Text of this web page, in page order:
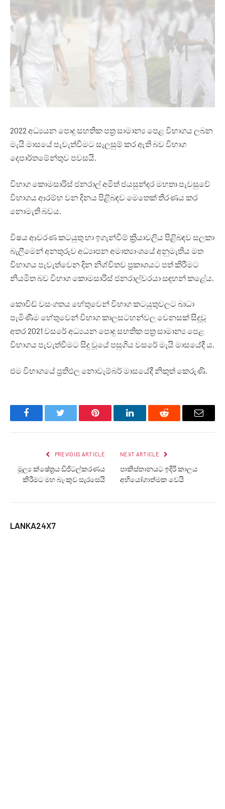
2022 අධ්‍යයන පොදු සහතික පත්‍ර සාමාන්‍ය පෙළ විභාගය ලබන
මැයි මාසයේ පැවැත්වීමට සැලසුම් කර ඇති බව විභාග
දෙපාර්තමේන්තුව පවසයි.
විභාග කොමසාරිස් ජනරාල් අමිත් ජයසුන්දර මහතා පැවසුවේ
විභාගය ආරම්භ වන දිනය පිළිබඳව මෙතෙක් තීරණය කර
නොමැති බවය.
විෂය ආවරණ කටයුතු හා ඉගැන්වීම් ක්‍රියාවලිය පිළිබඳව සලකා
බැලීමෙන් අනතුරුව අධ්‍යාපන අමාත්‍යාංශයේ අනුමැතිය මත
විභාගය පැවැත්වෙන දින නිශ්චිතව ප්‍රකාශයට පත් කිරීමට
නියමිත බව විභාග කොමසාරිස් ජනරාල්වරයා සඳහන් කළේය.
කොවිඩ් වසංගතය හේතුවෙන් විභාග කටයුතුවලට බාධා
පැමිණීම හේතුවෙන් විභාග කාලසටහන්වල වෙනසක් සිදුවූ
අතර 2021 වසරේ අධ්‍යයන පොදු සහතික පත්‍ර සාමාන්‍ය පෙළ
විභාගය පැවැත්වීමට සිදු වූයේ පසුගිය වසරේ මැයි මාසයේදී ය.
එම විභාගයේ ප්‍රතිඵල නොවැම්බර් මාසයේදී නිකුත් කෙරුණි.
FacebookTwitter Pinterest LinkedInReddit Email
PREVIOUS ARTICLE
මූල්‍ය ක්ෂේත්‍රය ඩිජිටල්කරණය
කිරීමට මහ බැංකුව සැරසෙයි
NEXT ARTICLE
පාකිස්තානයට ඉදිරි කාලය
අභියෝගාත්මක වෙයි
LANKA24X7